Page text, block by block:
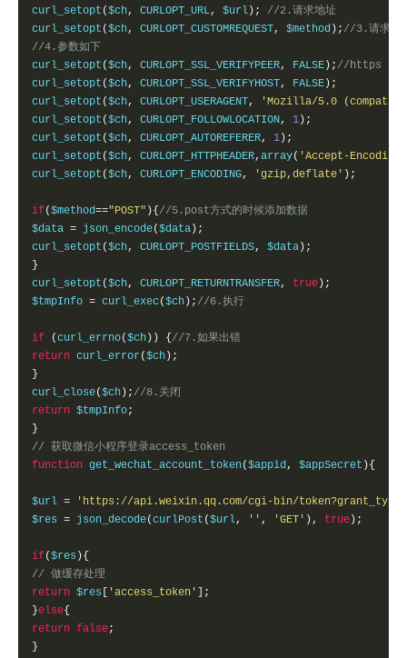
curl_setopt ($ch, CURLOPT_URL, $url );
//2.请求地址
curl_setopt ($ch, CURLOPT_CUSTOMREQUEST, $method ); //3.请求方
//4.参数如下
curl_setopt ($ch, CURLOPT_SSL_VERIFYPEER, FALSE ); //https
curl_setopt ($ch, CURLOPT_SSL_VERIFYHOST, FALSE );
curl_setopt ($ch, CURLOPT_USERAGENT,
'Mozilla/5.0
curl_setopt ($ch, CURLOPT_FOLLOWLOCATION, 1 );
curl_setopt ($ch, CURLOPT_AUTOREFERER, 1 );
curl_setopt ($ch, CURLOPT_HTTPHEADER, array( 'Accept-
curl_setopt ($ch, CURLOPT_ENCODING, 'gzip,deflate' );
if($method=="POST" ){ //5.post方式的时候添加数据
$data = json_encode($data );
curl_setopt ($ch, CURLOPT_POSTFIELDS, $data );
}
curl_setopt ($ch, CURLOPT_RETURNTRANSFER, true );
$tmpInfo = curl_exec($ch ); //6.执行
if (curl_errno($ch )) { //7.如果出错
return curl_error($ch );
}
curl_close($ch ); //8.关闭
return $tmpInfo;
}
// 获取微信小程序登录access_token
function get_wechat_account_token($appid, $appSecret ){
$url =
'https://api.weixin.qq.com/cgi-bin/
$res = json_decode(curlPost ($url, '' , 'GET' ), true );
if($res ){
// 做缓存处理
return $res 'access_token'
];
}else{
return false;
}